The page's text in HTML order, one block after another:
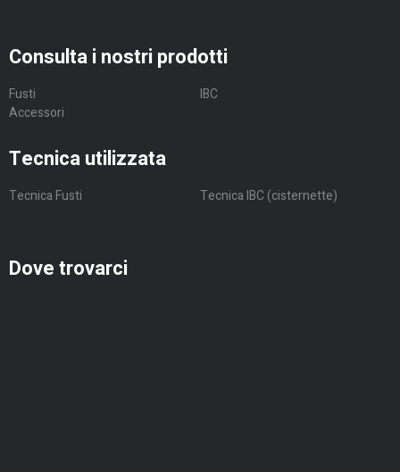
Consulta i nostri prodotti
Fusti
IBC
Accessori
Tecnica utilizzata
Tecnica Fusti Tecnica IBC (cisternette)
Dove trovarci